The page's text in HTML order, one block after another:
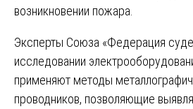
возникновении пожара.
Эксперты Союза «Федерация
исследовании
применяют методы
проводников, позволяющие